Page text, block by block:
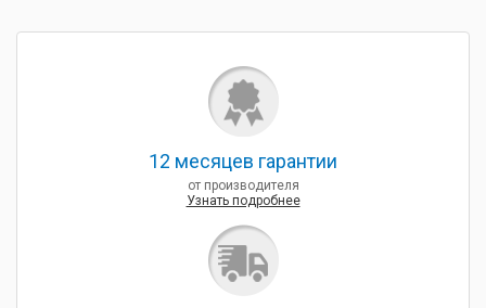
12 месяцев гарантии
от производителя
Узнать подробнее